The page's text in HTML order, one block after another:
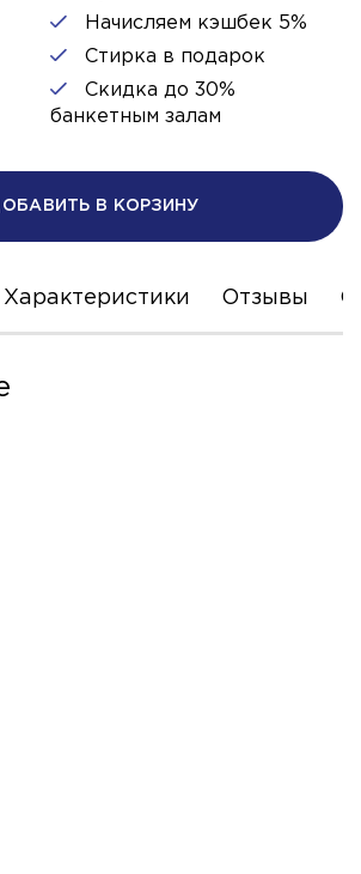
Начисляем кэшбек 5%
Стирка в подарок
Скидка до 30%
банкетным залам
В КОРЗИНУ
Характеристики Отзывы С